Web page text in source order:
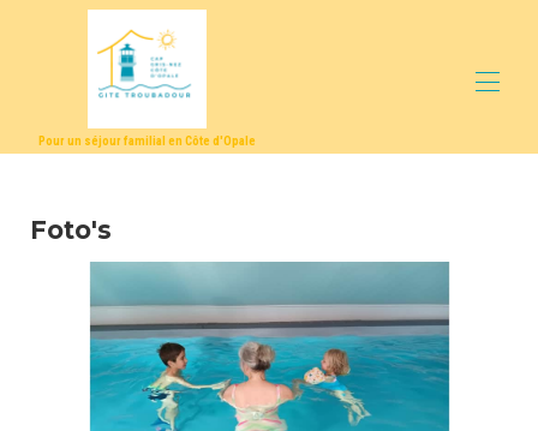
Pour un séjour familial en Côte d'Opale
Locatie
Fotogalerij
Prijzen
Beschikbaarheid
Kennisgeving
Contact
Foto's